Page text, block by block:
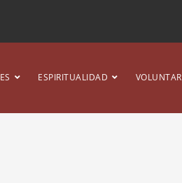
ESPIRITUALIDAD